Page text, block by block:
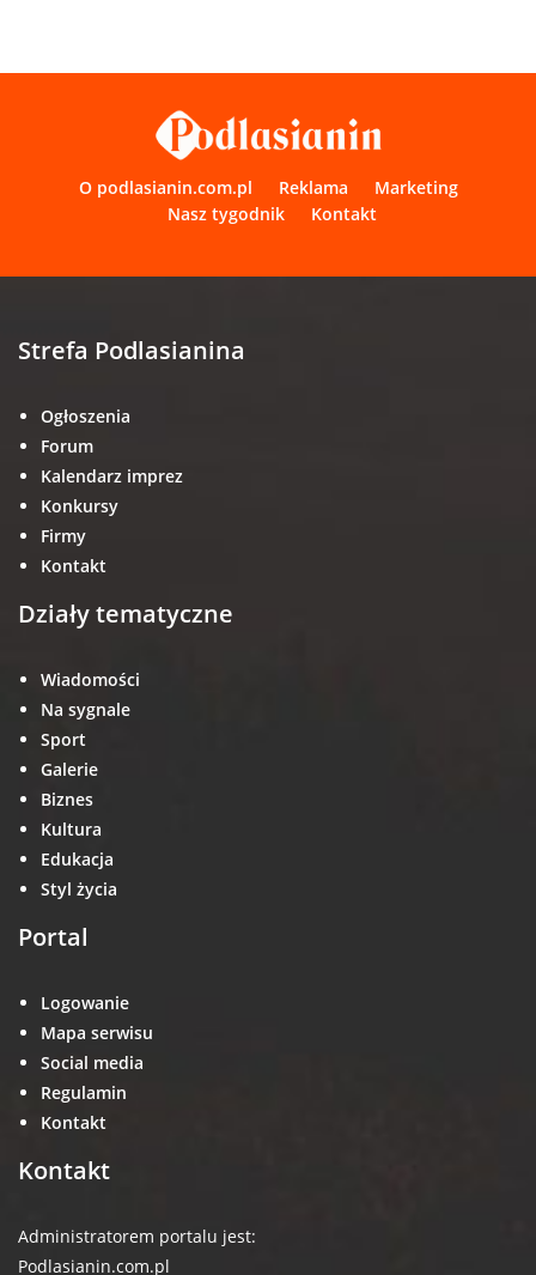
O podlasianin.com.pl Reklama
Marketing
Nasz tygodnik
Kontakt
Strefa Podlasianina
Ogłoszenia
Forum
Kalendarz imprez
Konkursy
Firmy
Kontakt
Działy tematyczne
Wiadomości
Na sygnale
Sport
Galerie
Biznes
Kultura
Edukacja
Styl życia
Portal
Logowanie
Mapa serwisu
Social media
Regulamin
Kontakt
Kontakt
Administratorem portalu jest:
Podlasianin.com.pl